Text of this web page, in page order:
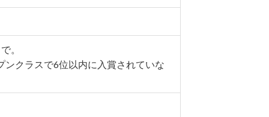
。
クラスで6位以内に入賞されていな